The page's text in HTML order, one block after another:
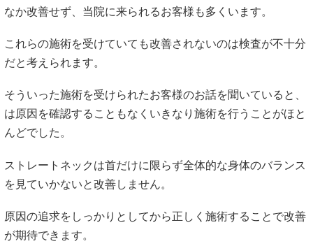
なか改善せず、当院に来られるお客様も多くいます。
これらの施術を受けていても改善されないのは検査が不十分
だと考えられます。
そういった施術を受けられたお客様のお話を聞いていると、
は原因を確認することもなくいきなり施術を行うことがほと
んどでした。
ストレートネックは首だけに限らず全体的な身体のバランス
を見ていかないと改善しません。
原因の追求をしっかりとしてから正しく施術することで改善
が期待できます。